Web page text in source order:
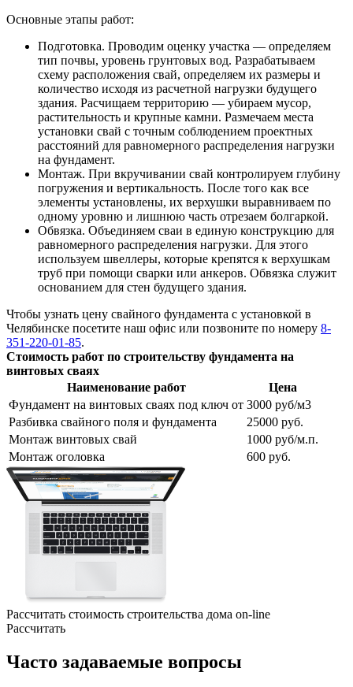
Основные этапы работ:
Подготовка. Проводим оценку участка — определяем
тип почвы, уровень грунтовых вод. Разрабатываем
схему расположения свай, определяем их размеры и
количество исходя из расчетной нагрузки будущего
здания. Расчищаем территорию — убираем мусор,
растительность и крупные камни. Размечаем места
установки свай с точным соблюдением проектных
расстояний для равномерного распределения нагрузки
на фундамент.
Монтаж. При вкручивании свай контролируем глубину
погружения и вертикальность. После того как все
элементы установлены, их верхушки выравниваем по
одному уровню и лишнюю часть отрезаем болгаркой.
Обвязка. Объединяем сваи в единую конструкцию для
равномерного распределения нагрузки. Для этого
используем швеллеры, которые крепятся к верхушкам
труб при помощи сварки или анкеров. Обвязка служит
основанием для стен будущего здания.
Чтобы узнать цену свайного фундамента с установкой в
Челябинске посетите наш офис или позвоните по номеру 8-
351-220-01-85.
Стоимость работ по строительству фундамента на
винтовых сваях
Наименование работ
Цена
Фундамент на винтовых сваях под ключ от 3000 руб/м3
Разбивка свайного поля и фундамента
25000 руб.
Монтаж винтовых свай
1000 руб/м.п.
Монтаж оголовка
600 руб.
Рассчитать стоимость строительства дома on-line
Рассчитать
Часто задаваемые вопросы